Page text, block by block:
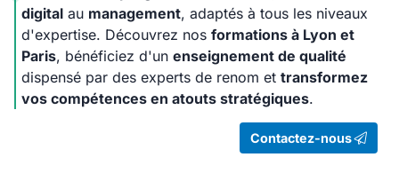
digital au management, adaptés à tous les niveaux
d'expertise. Découvrez nos formations à Lyon et
Paris, bénéficiez d'un enseignement de qualité
dispensé par des experts de renom et transformez
vos compétences en atouts stratégiques.
Contactez-nous